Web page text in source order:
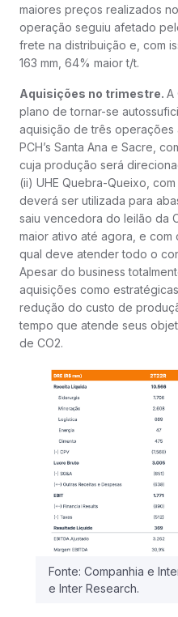
maiores preços realizados
operação seguiu afetado
frete na distribuição e, com
163 mm, 64% maior t/t.
Aquisições no trimestre. A
plano de tornar-se
aquisição de três operações
PCH’s Santa Ana e Sacre,
cuja produção será
(ii) UHE Quebra-Queixo,
deverá ser utilizada para
saiu vencedora do leilão da
maior ativo até agora, e
qual deve atender todo o
Apesar do business
aquisições como
redução do custo de
tempo que atende seus
de CO2.
Fonte: Companhia e
e Inter Research.